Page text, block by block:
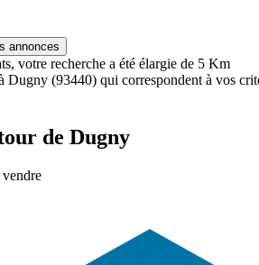
annonces
votre recherche a été élargie de 5 Km
Dugny (93440) qui correspondent à vos
de Dugny